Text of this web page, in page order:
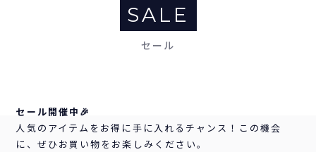
SALE
セール
セール開催中🎉
人気のアイテムをお得に手に入れるチャンス！この機会
に、ぜひお買い物をお楽しみください。